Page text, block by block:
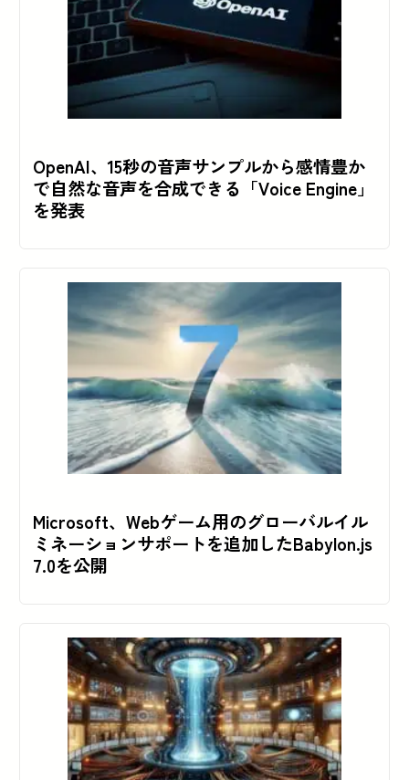
OpenAI、15秒の音声サンプルから感情豊か
で自然な音声を合成できる「Voice Engine」
を発表
Microsoft、Webゲーム用のグローバルイル
ミネーションサポートを追加したBabylon.js
7.0を公開